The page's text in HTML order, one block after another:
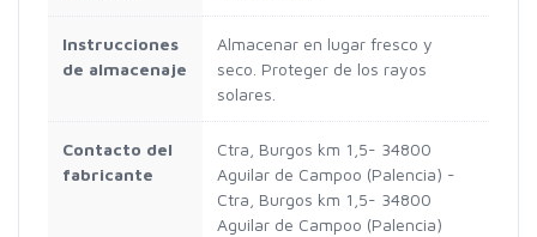
Instrucciones
de almacenaje
‎Almacenar en lugar fresco y
seco. Proteger de los rayos
solares.
Contacto del
fabricante
‎Ctra, Burgos km 1,5- 34800
Aguilar de Campoo (Palencia) -
Ctra, Burgos km 1,5- 34800
Aguilar de Campoo (Palencia)